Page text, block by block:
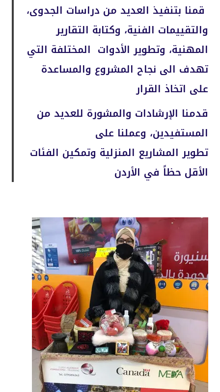
قمنا بتنفيذ العديد من دراسات الجدوى،
والتقييمات الفنية، وكتابة التقارير
المهنية، وتطوير الأدوات المختلفة التي
تهدف الى نجاح المشروع والمساعدة
على اتخاذ القرار
قدمنا الإرشادات والمشورة للعديد من
المستفيدين، وعملنا على
تطوير المشاريع المنزلية وتمكين الفئات
الأقل حظاً في الأردن